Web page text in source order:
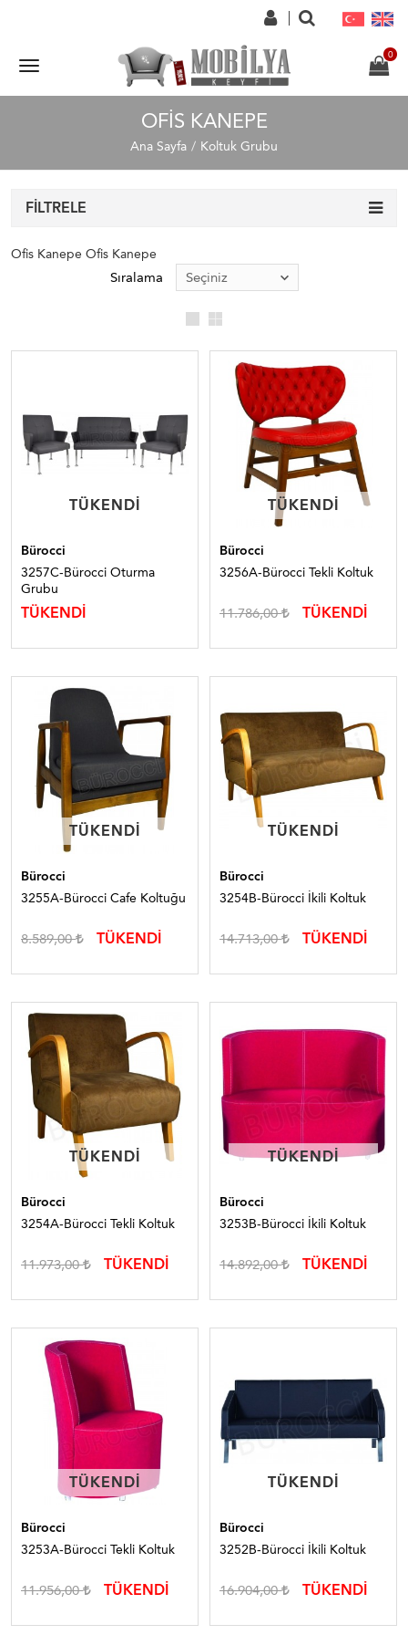
OFIS KANEPE
Ana Sayfa Koltuk Grubu
FILTRELE
Ofis Kanepe Ofis Kanepe
Sıralama
TÜKENDI
TÜKENDI
Bürocci
3257C-Bürocci Oturma
Grubu
TÜKENDİ
TÜKENDI
TÜKENDI
Bürocci
3256A-Bürocci Tekli Koltuk
11.786,00 TÜKENDİ
TÜKENDI
TÜKENDI
Bürocci
3255A-Bürocci Cafe Koltuğu
8.589,00 TÜKENDİ
TÜKENDI
TÜKENDI
Bürocci
3254B-Bürocci İkili Koltuk
14.713,00 TÜKENDİ
TÜKENDI
TÜKENDI
Bürocci
3254A-Bürocci Tekli Koltuk
11.973,00 TÜKENDİ
TÜKENDI
TÜKENDI
Bürocci
3253B-Bürocci İkili Koltuk
14.892,00 TÜKENDİ
TÜKENDI
TÜKENDI
Bürocci
3253A-Bürocci Tekli Koltuk
11.956,00 TÜKENDİ
TÜKENDI
TÜKENDI
Bürocci
3252B-Bürocci İkili Koltuk
16.904,00 TÜKENDİ